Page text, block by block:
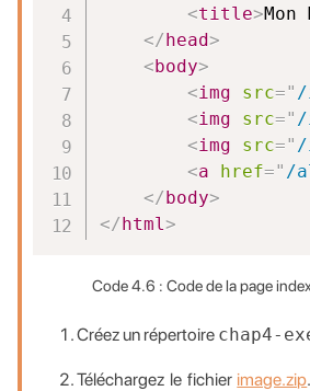
<title>Mon
</head>
<body>
<img src=" /
<img src=" /
<img src=" /
<a href=" /
</body>
</html>
Code 4.6 : Code de la page
Créez un répertoire chap4-
Téléchargez le fichier image.zip